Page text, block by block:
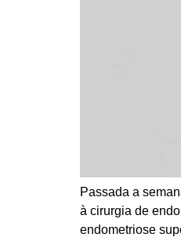
Passada a
à cirurgia de
endometriose